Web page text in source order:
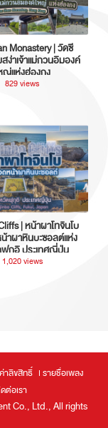
Monastery | วัดซี
ง่าเจ้าแม่กวนอิมองค์
ญ่แห่งฮ่องกง
829 views
| หน้าผาโทจินโบ
าผาหินบะซอลต์แห่ง
กุอิ ประเทศญี่ปุ่น
1,020 views
ค่าลิขสิทธิ์
รายชื่อเพลง
ต่อเรา
Co., Ltd., All rights